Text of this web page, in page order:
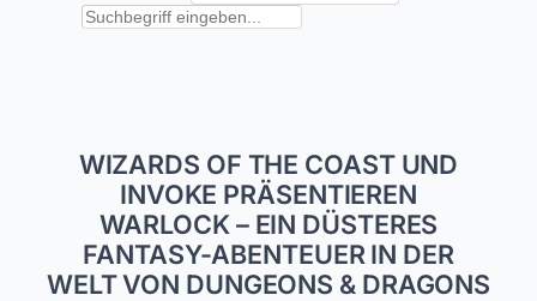
Suchen
WIZARDS OF THE COAST UND
INVOKE PRÄSENTIEREN
WARLOCK – EIN DÜSTERES
FANTASY-ABENTEUER IN DER
WELT VON DUNGEONS & DRAGONS